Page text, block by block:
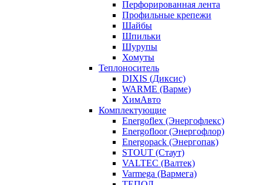
Перфорированная лента
Профильные крепежи
Шайбы
Шпильки
Шурупы
Хомуты
Теплоноситель
DIXIS (Диксис)
WARME (Варме)
ХимАвто
Комплектующие
Energoflex (Энергофлекс)
Energofloor (Энергофлор)
Energopack (Энергопак)
STOUT (Стаут)
VALTEC (Валтек)
Varmega (Вармега)